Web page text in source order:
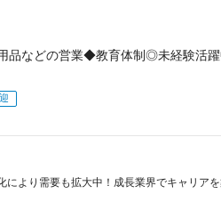
用品などの営業◆教育体制◎未経験活
により需要も拡大中！成長業界でキャリ